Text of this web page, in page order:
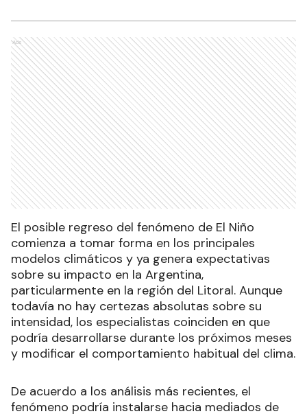
Ads
El posible regreso del fenómeno de El Niño
comienza a tomar forma en los principales
modelos climáticos y ya genera expectativas
sobre su impacto en la Argentina,
particularmente en la región del Litoral. Aunque
todavía no hay certezas absolutas sobre su
intensidad, los especialistas coinciden en que
podría desarrollarse durante los próximos meses
y modificar el comportamiento habitual del clima.
De acuerdo a los análisis más recientes, el
fenómeno podría instalarse hacia mediados de